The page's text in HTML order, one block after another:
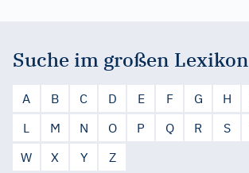
Suche im großen Lexikon
A B C D E F G H
L
M N O P Q R S
W
X Y Z